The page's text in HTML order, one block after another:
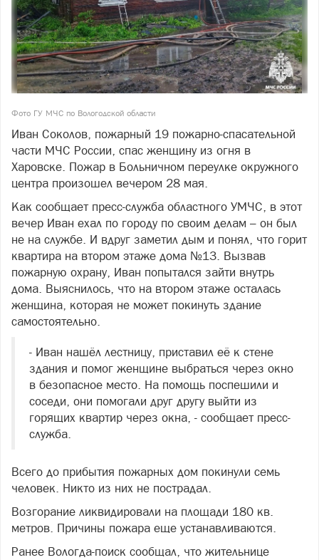
Фото ГУ МЧС по Вологодской области
Иван Соколов, пожарный 19 пожарно-спасательной
части МЧС России, спас женщину из огня в
Харовске. Пожар в Больничном переулке окружного
центра произошел вечером 28 мая.
Как сообщает пресс-служба областного УМЧС, в этот
вечер Иван ехал по городу по своим делам – он был
не на службе. И вдруг заметил дым и понял, что горит
квартира на втором этаже дома №13. Вызвав
пожарную охрану, Иван попытался зайти внутрь
дома. Выяснилось, что на втором этаже осталась
женщина, которая не может покинуть здание
самостоятельно.
- Иван нашёл лестницу, приставил её к стене
здания и помог женщине выбраться через окно
в безопасное место. На помощь поспешили и
соседи, они помогали друг другу выйти из
горящих квартир через окна, - сообщает пресс-
служба.
Всего до прибытия пожарных дом покинули семь
человек. Никто из них не пострадал.
Возгорание ликвидировали на площади 180 кв.
метров. Причины пожара еще устанавливаются.
Ранее Вологда-поиск сообщал, что жительнице